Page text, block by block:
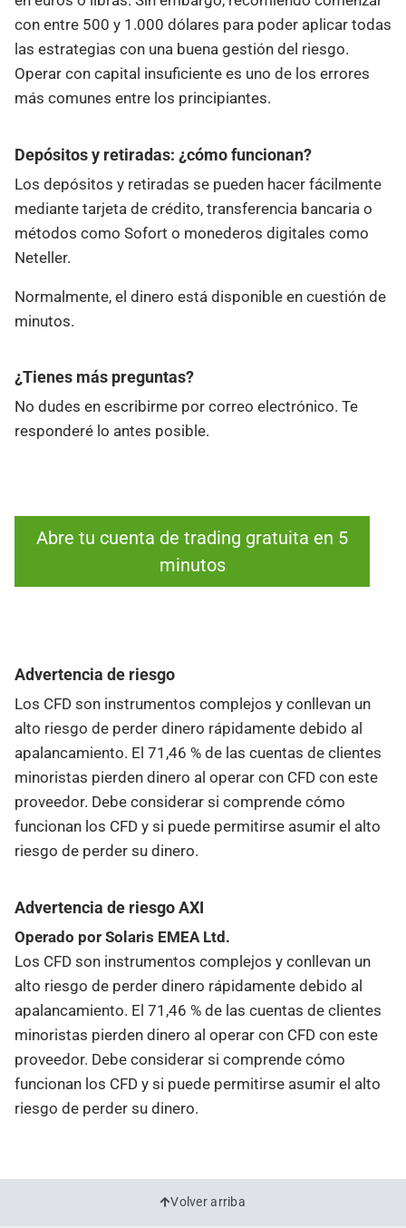
con entre 500 y 1.000 dólares para poder aplicar todas
las estrategias con una buena gestión del riesgo.
Operar con capital insuficiente es uno de los errores
más comunes entre los principiantes.
Depósitos y retiradas: ¿cómo funcionan?
Los depósitos y retiradas se pueden hacer fácilmente
mediante tarjeta de crédito, transferencia bancaria o
métodos como Sofort o monederos digitales como
Neteller.
Normalmente, el dinero está disponible en cuestión de
minutos.
¿Tienes más preguntas?
No dudes en escribirme por correo electrónico. Te
responderé lo antes posible.
Abre tu cuenta de trading gratuita en 5
minutos
Advertencia de riesgo
Los CFD son instrumentos complejos y conllevan un
alto riesgo de perder dinero rápidamente debido al
apalancamiento. El 71,46 % de las cuentas de clientes
minoristas pierden dinero al operar con CFD con este
proveedor. Debe considerar si comprende cómo
funcionan los CFD y si puede permitirse asumir el alto
riesgo de perder su dinero.
Advertencia de riesgo AXI
Operado por Solaris EMEA Ltd.
Los CFD son instrumentos complejos y conllevan un
alto riesgo de perder dinero rápidamente debido al
apalancamiento. El 71,46 % de las cuentas de clientes
minoristas pierden dinero al operar con CFD con este
proveedor. Debe considerar si comprende cómo
funcionan los CFD y si puede permitirse asumir el alto
riesgo de perder su dinero.
Volver arriba